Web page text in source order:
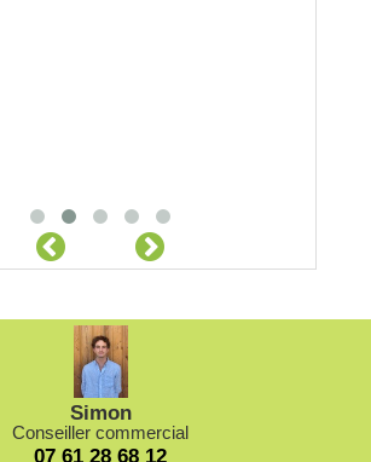
Simon
Conseiller commercial
07 61 28 68 12